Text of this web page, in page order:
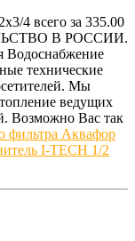
4 всего за 335.00
В РОССИИ.
Водоснабжение
технические
Мы
ведущих
Возможно Вас так
фильтра Аквафор
I-TECH 1/2